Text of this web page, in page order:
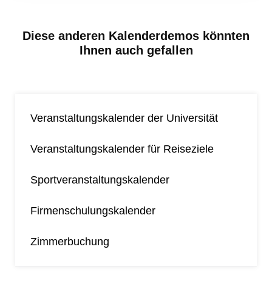
Diese anderen Kalenderdemos könnten
Ihnen auch gefallen
Veranstaltungskalender der Universität
Veranstaltungskalender für Reiseziele
Sportveranstaltungskalender
Firmenschulungskalender
Zimmerbuchung